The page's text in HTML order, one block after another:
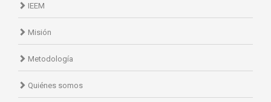
IEEM
Misión
Metodología
Quiénes somos